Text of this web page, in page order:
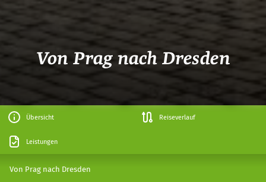
Von Prag nach Dresden
Übersicht Reiseverlauf
Leistungen
Von Prag nach Dresden